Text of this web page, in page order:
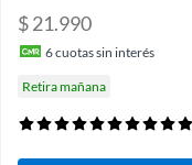
$ 21.990
6cuotas sin interés
Retira mañana